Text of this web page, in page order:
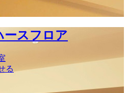
ースフロア
る